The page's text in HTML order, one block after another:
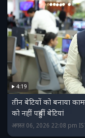
4:19
तीन बेटियों को बनाया
को नहीं पहुंचीं बेटियां
अगस्त 06, 2026 22:08 pm